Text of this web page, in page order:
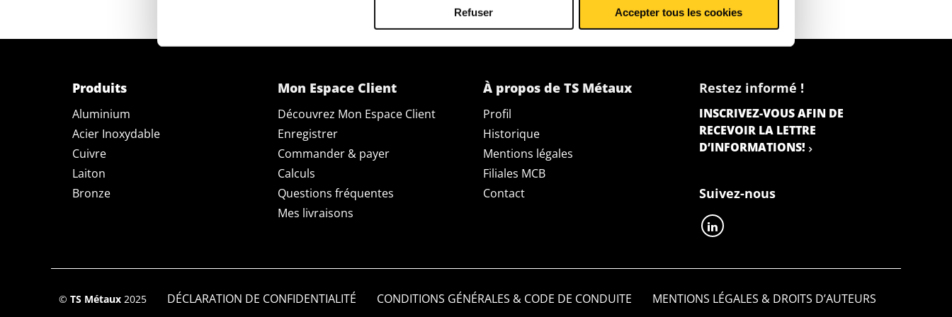
Refuser Accepter tous les cookies
Produits
Aluminium
Acier Inoxydable
Cuivre
Laiton
Bronze
Mon Espace Client
Découvrez Mon Espace Client
Enregistrer
Commander & payer
Calculs
Questions fréquentes
Mes livraisons
À propos de TS Métaux
Profil
Historique
Mentions légales
Filiales MCB
Contact
Restez informé !
INSCRIVEZ-VOUS AFIN DE
RECEVOIR LA LETTRE
D’INFORMATIONS!
Suivez-nous
© TS Métaux2025 DÉCLARATION DE CONFIDENTIALITÉ CONDITIONS GÉNÉRALES & CODE DE CONDUITE MENTIONS LÉGALES & DROITS D’AUTEURS